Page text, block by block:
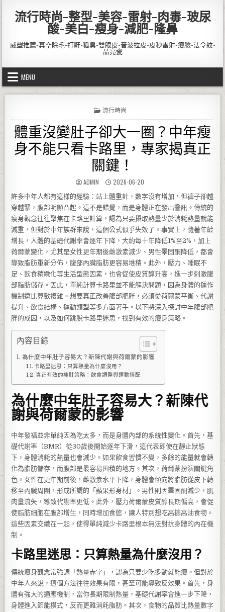
流行時尚-整型-美容-雷射-肉毒-玻尿
酸-美白-瘦身-減肥-隆鼻
威塑推薦-真空除毛-打鼾-狐臭-雙眼皮-音波拉皮-皮秒雷射-瘦臉-法令紋-
晶亮瓷
MENU
POSTED IN
流行時尚
體重沒變肚子卻大一圈？中年瘦
身不能只看卡路里，專家揭真正
關鍵！
AUTHOR:
ADMIN PUBLISHED DATE:
2026-06-20
許多中年人都有這樣的經驗：站上體重計，數字沒有增加，但褲子卻越
穿越緊，腹部明顯凸起。這不是錯覺，而是身體正在發出警訊。傳統的
瘦身觀念往往聚焦在卡路里計算，認為只要攝取熱量少於消耗熱量就能
減重，但對於中年族群來說，這個公式似乎失效了。事實上，隨著年齡
增長，人體的基礎代謝率會逐年下降，大約每十年降低1%至2%，加上
荷爾蒙變化，尤其是女性更年期後雌激素減少、男性睪固酮降低，都會
導致脂肪重新分佈，腹部內臟脂肪更容易堆積。此外，壓力、睡眠不
足、飲食精緻化等生活型態因素，也會促使皮質醇升高，進一步刺激腹
部脂肪儲存。因此，單純計算卡路里並不能解決問題，因為身體的運作
機制遠比算數複雜。想要真正改善腹部肥胖，必須從荷爾蒙平衡、代謝
提升、飲食結構、運動類型等多方面著手。以下將深入探討中年腹部肥
胖的成因，以及如何跳脫卡路里迷思，找到有效的瘦身策略。
內容目錄
為什麼中年肚子容易大？新陳代謝與荷爾蒙的影響
卡路里迷思：只算熱量為什麼沒用？
真正有效的瘦肚策略：飲食調整與運動搭配
為什麼中年肚子容易大？新陳代
謝與荷爾蒙的影響
中年發福並非單純因為吃太多，而是身體內部的系統性變化。首先，基
礎代謝率（BMR）從30歲後開始逐年下滑，這代表即使在靜止狀態
下，身體消耗的熱量也會減少。如果飲食習慣不變，多餘的能量就會轉
化為脂肪儲存，而腹部是最容易囤積的地方。其次，荷爾蒙扮演關鍵角
色。女性在更年期前後，雌激素水平下降，身體會傾向將脂肪從皮下轉
移至內臟周圍，形成所謂的「蘋果形身材」。男性則因睪固酮減少，肌
肉量流失，導致代謝率更低。此外，壓力荷爾蒙皮質醇長期偏高，會促
使脂肪細胞在腹部增生，同時增加食慾，讓人特別想吃高糖高油食物。
這些因素交織在一起，使得單純減少卡路里根本無法對抗身體的內在機
制。
卡路里迷思：只算熱量為什麼沒用？
傳統瘦身觀念常強調「熱量赤字」，認為只要少吃多動就能瘦。但對於
中年人來說，這個方法往往效果有限，甚至可能導致反效果。首先，身
體有強大的適應機制，當你長期限制熱量，基礎代謝率會進一步下降，
身體進入節能模式，反而更難消耗脂肪。其次，食物的品質比熱量數字